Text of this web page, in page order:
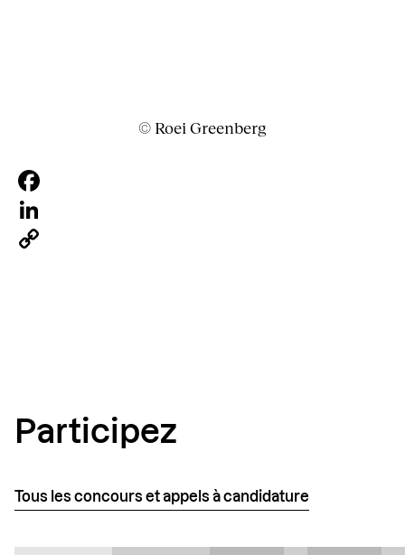
© Roei Greenberg
Facebook
LinkedIn
Participez
Tous les concours et appels à candidature